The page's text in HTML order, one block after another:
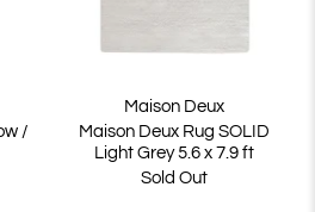
/
Maison Deux
Maison Deux Rug SOLID
Light Grey 5.6 x 7.9 ft
Sold Out